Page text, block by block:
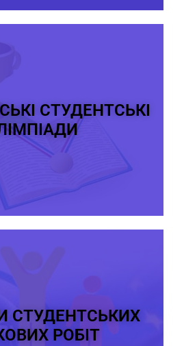
СТУДЕНТСЬКІ
СТУДЕНТСЬКИХ
РОБІТ